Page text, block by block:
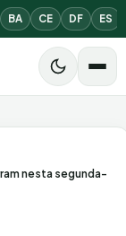
BA CE DF ES
nesta segunda-